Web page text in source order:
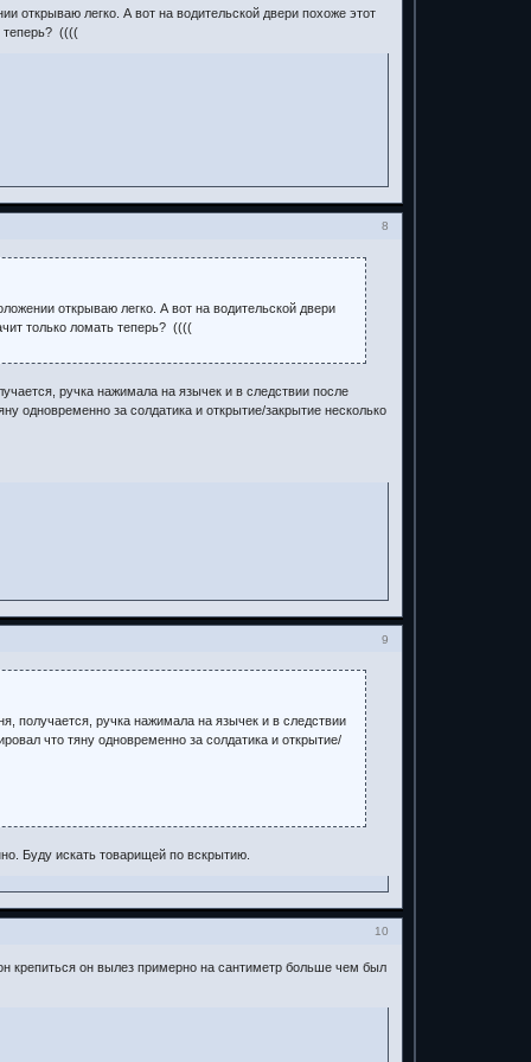
открываю легко. А вот на водительской двери похоже этот
теперь? ((((
8
открываю легко. А вот на водительской двери
только ломать теперь? ((((
ручка нажимала на язычек и в следствии после
одновременно за солдатика и открытие/закрытие несколько
9
получается, ручка нажимала на язычек и в следствии
что тяну одновременно за солдатика и открытие/
Буду искать товарищей по вскрытию.
10
крепиться он вылез примерно на сантиметр больше чем был